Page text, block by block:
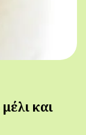
και